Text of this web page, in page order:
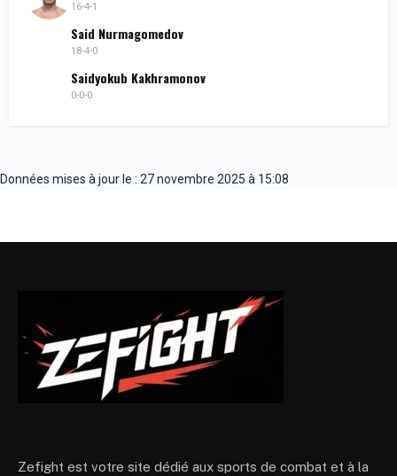
16-4-1
Said Nurmagomedov
18-4-0
Saidyokub Kakhramonov
0-0-0
Données mises à jour le : 27 novembre 2025 à 15:08
Zefight est votre site dédié aux sports de combat et à la